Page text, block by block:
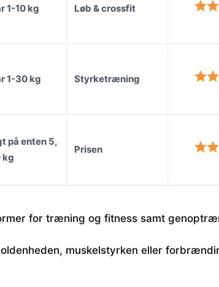
1-10 kg Løb & crossfit
1-30 kg Styrketræning
på enten 5,
kg
Prisen
for træning og fitness samt
muskelstyrken eller